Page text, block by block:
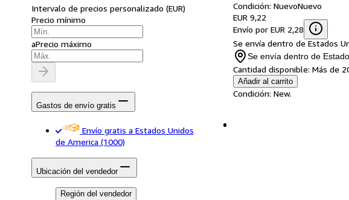
Intervalo de precios personalizado (EUR)
Precio mínimo
aPrecio máximo
Gastos de envío gratis
Envío gratis a Estados Unidos
de America (1000)
Ubicación del vendedor
Región del vendedor
Condición: NuevoNuevo
EUR 9,22
Envío por EUR 2,28
Se envía dentro de Estados
Se envía dentro de
Cantidad disponible: Más de
Añadir al carrito
Condición: New.